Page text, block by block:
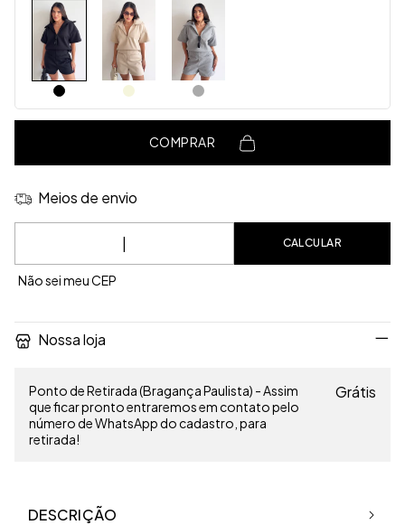
COMPRAR
Meios de envio
Entregas para o CEP:
CALCULAR
Não sei meu CEP
Nossa loja
Ponto de Retirada (Bragança Paulista) - Assim
que ficar pronto entraremos em contato pelo
número de WhatsApp do cadastro, para
retirada!
Grátis
DESCRIÇÃO